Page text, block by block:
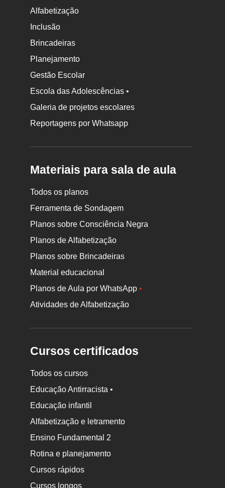
Alfabetização
Inclusão
Brincadeiras
Planejamento
Gestão Escolar
Escola das Adolescências •
Galeria de projetos escolares
Reportagens por Whatsapp
Materiais para sala de aula
Todos os planos
Ferramenta de Sondagem
Planos sobre Consciência Negra
Planos de Alfabetização
Planos sobre Brincadeiras
Material educacional
Planos de Aula por WhatsApp•
Atividades de Alfabetização
Cursos certificados
Todos os cursos
Educação Antirracista •
Educação infantil
Alfabetização e letramento
Ensino Fundamental 2
Rotina e planejamento
Cursos rápidos
Cursos longos